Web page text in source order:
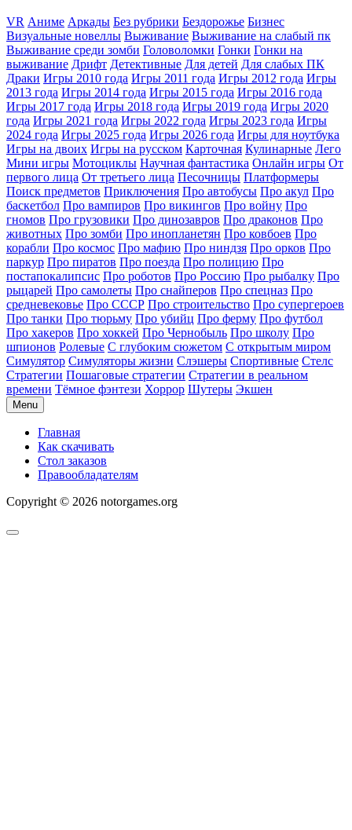
VR Аниме Аркады Без рубрики Бездорожье Бизнес
Визуальные новеллы Выживание Выживание на слабый пк
Выживание среди зомби Головоломки Гонки Гонки на
выживание Дрифт Детективные Для детей Для слабых ПК
Драки Игры 2010 года Игры 2011 года Игры 2012 года Игры
2013 года Игры 2014 года Игры 2015 года Игры 2016 года
Игры 2017 года Игры 2018 года Игры 2019 года Игры 2020
года Игры 2021 года Игры 2022 года Игры 2023 года Игры
2024 года Игры 2025 года Игры 2026 года Игры для ноутбука
Игры на двоих Игры на русском Карточная Кулинарные Лего
Мини игры Мотоциклы Научная фантастика Онлайн игры От
первого лица От третьего лица Песочницы Платформеры
Поиск предметов Приключения Про автобусы Про акул Про
баскетбол Про вампиров Про викингов Про войну Про
гномов Про грузовики Про динозавров Про драконов Про
животных Про зомби Про инопланетян Про ковбоев Про
корабли Про космос Про мафию Про ниндзя Про орков Про
паркур Про пиратов Про поезда Про полицию Про
постапокалипсис Про роботов Про Россию Про рыбалку Про
рыцарей Про самолеты Про снайперов Про спецназ Про
средневековье Про СССР Про строительство Про супергероев
Про танки Про тюрьму Про убийц Про ферму Про футбол
Про хакеров Про хоккей Про Чернобыль Про школу Про
шпионов Ролевые С глубоким сюжетом С открытым миром
Симулятор Симуляторы жизни Слэшеры Спортивные Стелс
Стратегии Пошаговые стратегии Стратегии в реальном
времени Тёмное фэнтези Хоррор Шутеры Экшен
Menu
Главная
Как скачивать
Стол заказов
Правообладателям
Copyright © 2026 notorgames.org
Scroll